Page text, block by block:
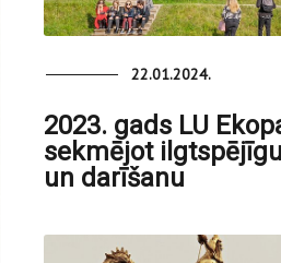
22.01.2024.
2023. gads LU
sekmējot
un darīšanu